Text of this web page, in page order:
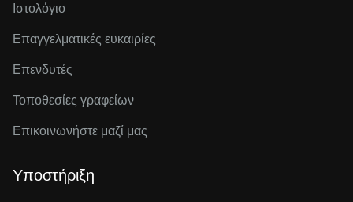
Ιστολόγιο
Επαγγελματικές ευκαιρίες
Επενδυτές
Τοποθεσίες γραφείων
Επικοινωνήστε μαζί μας
Υποστήριξη